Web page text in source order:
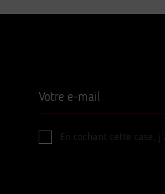
Votre e-mail
En cochant cette case,